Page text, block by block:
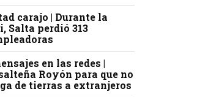
carajo | Durante la
Salta perdió 313
en las redes |
Royón para que no
de tierras a extranjeros